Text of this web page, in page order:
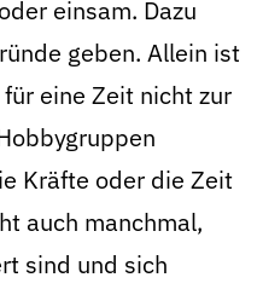
einsam. Dazu
geben. Allein ist
eine Zeit nicht zur
Kräfte oder die Zeit
auch manchmal,
sind und sich